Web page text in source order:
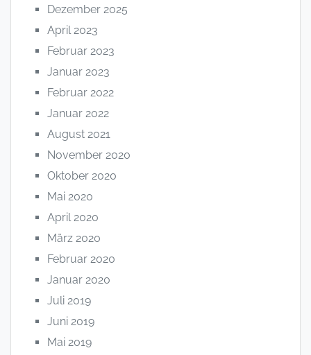
Dezember 2025
April 2023
Februar 2023
Januar 2023
Februar 2022
Januar 2022
August 2021
November 2020
Oktober 2020
Mai 2020
April 2020
März 2020
Februar 2020
Januar 2020
Juli 2019
Juni 2019
Mai 2019